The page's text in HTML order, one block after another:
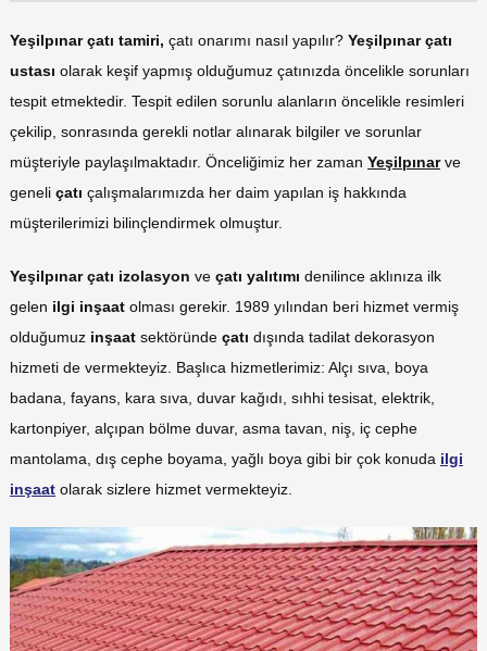
Yeşilpınar çatı tamiri, çatı onarımı nasıl yapılır? Yeşilpınar çatı
ustası olarak keşif yapmış olduğumuz çatınızda öncelikle sorunları
tespit etmektedir. Tespit edilen sorunlu alanların öncelikle resimleri
çekilip, sonrasında gerekli notlar alınarak bilgiler ve sorunlar
müşteriyle paylaşılmaktadır. Önceliğimiz her zaman Yeşilpınarve
geneli çatı çalışmalarımızda her daim yapılan iş hakkında
müşterilerimizi bilinçlendirmek olmuştur.
Yeşilpınar çatı izolasyon ve çatı yalıtımı denilince aklınıza ilk
gelen ilgi inşaat olması gerekir. 1989 yılından beri hizmet vermiş
olduğumuz inşaat sektöründe çatı dışında tadilat dekorasyon
hizmeti de vermekteyiz. Başlıca hizmetlerimiz: Alçı sıva, boya
badana, fayans, kara sıva, duvar kağıdı, sıhhi tesisat, elektrik,
kartonpiyer, alçıpan bölme duvar, asma tavan, niş, iç cephe
mantolama, dış cephe boyama, yağlı boya gibi bir çok konuda ilgi
inşaat olarak sizlere hizmet vermekteyiz.